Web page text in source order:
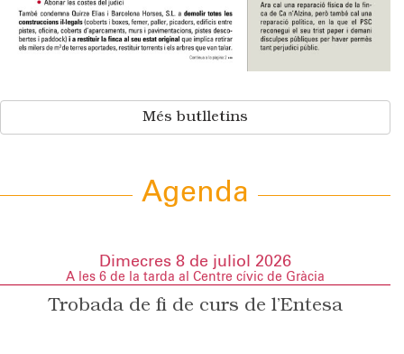
Més butlletins
Agenda
Dimecres 8 de juliol 2026
A les 6 de la tarda al Centre cívic de Gràcia
Trobada de fi de curs de l’Entesa